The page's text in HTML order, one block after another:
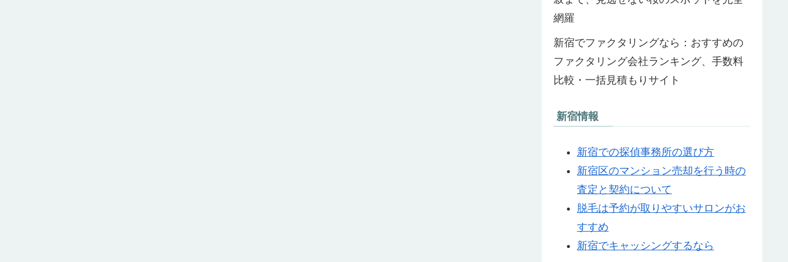
網羅
新宿でファクタリングなら：おすすめの
ファクタリング会社ランキング、手数料
比較・一括見積もりサイト
新宿情報
新宿での探偵事務所の選び方
新宿区のマンション売却を行う時の
査定と契約について
脱毛は予約が取りやすいサロンがお
すすめ
新宿でキャッシングするなら